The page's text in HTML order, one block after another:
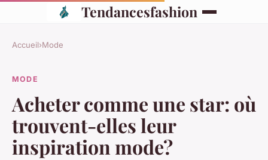
Tendancesfashion
Accueil›Mode
MODE
Acheter comme une star: où
trouvent-elles leur
inspiration mode?